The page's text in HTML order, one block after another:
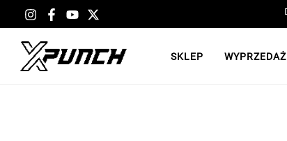
Przejdź
treści
SKLEP WYPRZEDAŻ